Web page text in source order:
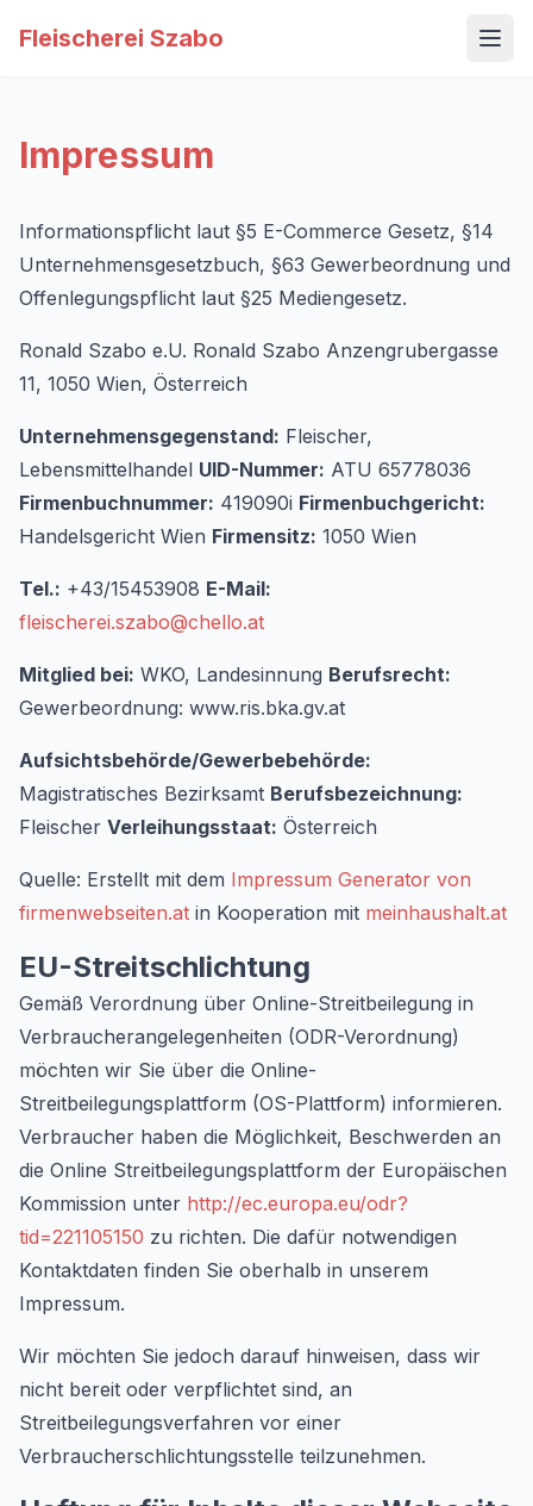
Fleischerei Szabo
Impressum
Informationspflicht laut §5 E-Commerce Gesetz, §14
Unternehmensgesetzbuch, §63 Gewerbeordnung und
Offenlegungspflicht laut §25 Mediengesetz.
Ronald Szabo e.U. Ronald Szabo Anzengrubergasse
11, 1050 Wien, Österreich
Unternehmensgegenstand: Fleischer,
Lebensmittelhandel UID-Nummer: ATU 65778036
Firmenbuchnummer: 419090i Firmenbuchgericht:
Handelsgericht Wien Firmensitz: 1050 Wien
Tel.: +43/15453908 E-Mail:
fleischerei.szabo@chello.at
Mitglied bei: WKO, Landesinnung Berufsrecht:
Gewerbeordnung: www.ris.bka.gv.at
Aufsichtsbehörde/Gewerbebehörde:
Magistratisches Bezirksamt Berufsbezeichnung:
Fleischer Verleihungsstaat: Österreich
Quelle: Erstellt mit dem Impressum Generator von
firmenwebseiten.at in Kooperation mit meinhaushalt.at
EU-Streitschlichtung
Gemäß Verordnung über Online-Streitbeilegung in
Verbraucherangelegenheiten (ODR-Verordnung)
möchten wir Sie über die Online-
Streitbeilegungsplattform (OS-Plattform) informieren.
Verbraucher haben die Möglichkeit, Beschwerden an
die Online Streitbeilegungsplattform der Europäischen
Kommission unter http://ec.europa.eu/odr?
tid=221105150 zu richten. Die dafür notwendigen
Kontaktdaten finden Sie oberhalb in unserem
Impressum.
Wir möchten Sie jedoch darauf hinweisen, dass wir
nicht bereit oder verpflichtet sind, an
Streitbeilegungsverfahren vor einer
Verbraucherschlichtungsstelle teilzunehmen.